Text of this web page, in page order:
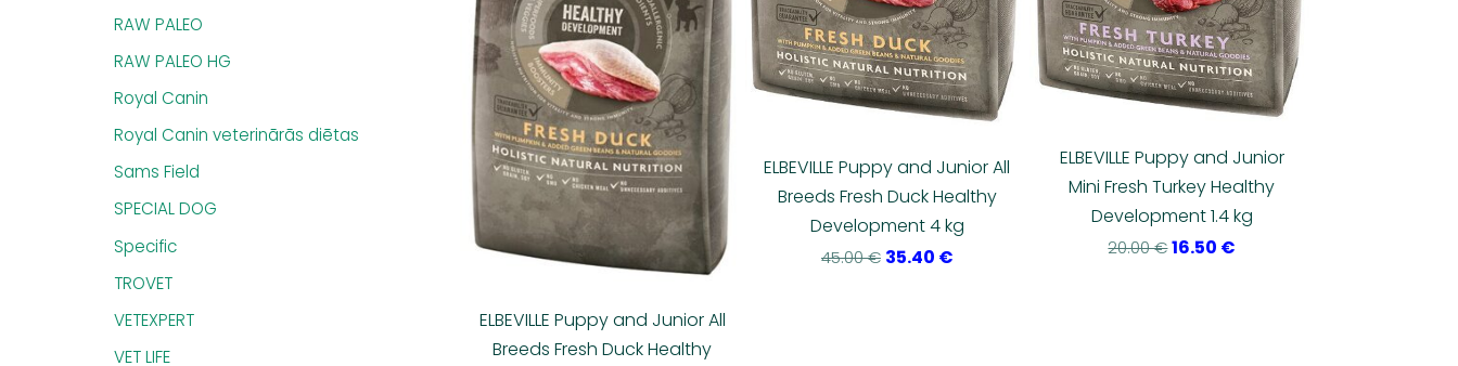
RAW PALEO
RAW PALEO HG
Royal Canin
Royal Canin veterinārās diētas
Sams Field
SPECIAL DOG
Specific
TROVET
VETEXPERT
VET LIFE
ELBEVILLE Puppy and Junior All
Breeds Fresh Duck Healthy
ELBEVILLE Puppy and Junior All
Breeds Fresh Duck Healthy
Development 4 kg
45.00 € 35.40 €
ELBEVILLE Puppy and Junior
Mini Fresh Turkey Healthy
Development 1.4 kg
20.00 €16.50 €